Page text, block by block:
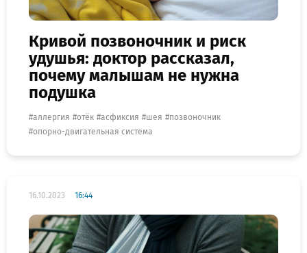
Кривой позвоночник и риск
удушья: доктор рассказал,
почему малышам не нужна
подушка
аллергия отёк асфиксия шея
позвоночник
опорно-двигательная система
16.10.2023 16:44